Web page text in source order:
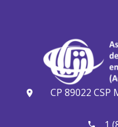
CP 89022 CSP
1